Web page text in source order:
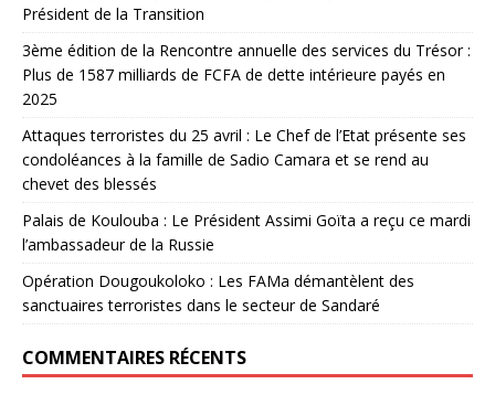
Président de la Transition
3ème édition de la Rencontre annuelle des services du Trésor :
Plus de 1587 milliards de FCFA de dette intérieure payés en
2025
Attaques terroristes du 25 avril : Le Chef de l’Etat présente ses
condoléances à la famille de Sadio Camara et se rend au
chevet des blessés
Palais de Koulouba : Le Président Assimi Goïta a reçu ce mardi
l’ambassadeur de la Russie
Opération Dougoukoloko : Les FAMa démantèlent des
sanctuaires terroristes dans le secteur de Sandaré
COMMENTAIRES RÉCENTS